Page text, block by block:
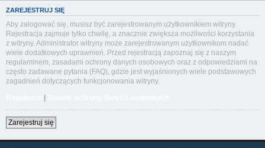
ZAREJESTRUJ SIĘ
Aby zalogować się, musisz być zarejestrowanym użytkownikiem witryny.
Rejestracja zajmuje tylko chwilę, a znacznie zwiększa możliwości korzystania
z witryny. Administrator witryny może zarejestrowanym użytkownikom nadać
wiele dodatkowych uprawnień. Przed rejestracją zapoznaj się z naszym
regulaminem, zasadami ochrony danych osobowych oraz z odpowiedziami na
często zadawane pytania (FAQ), gdzie jest wyjaśnionych wiele podstawowych
zagadnień dotyczących funkcjonowania witryny.
|
Zarejestruj się